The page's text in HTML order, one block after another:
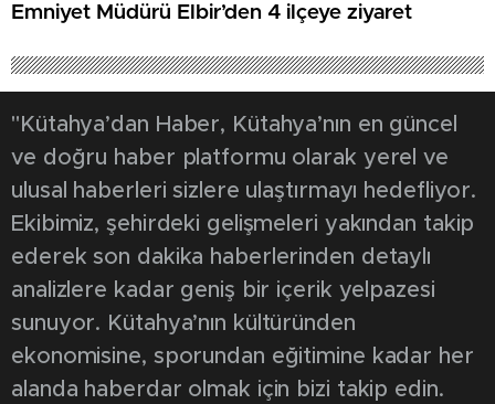
Emniyet Müdürü Elbir’den 4 ilçeye ziyaret
"Kütahya’dan Haber, Kütahya’nın en güncel
ve doğru haber platformu olarak yerel ve
ulusal haberleri sizlere ulaştırmayı hedefliyor.
Ekibimiz, şehirdeki gelişmeleri yakından takip
ederek son dakika haberlerinden detaylı
analizlere kadar geniş bir içerik yelpazesi
sunuyor. Kütahya’nın kültüründen
ekonomisine, sporundan eğitimine kadar her
alanda haberdar olmak için bizi takip edin.